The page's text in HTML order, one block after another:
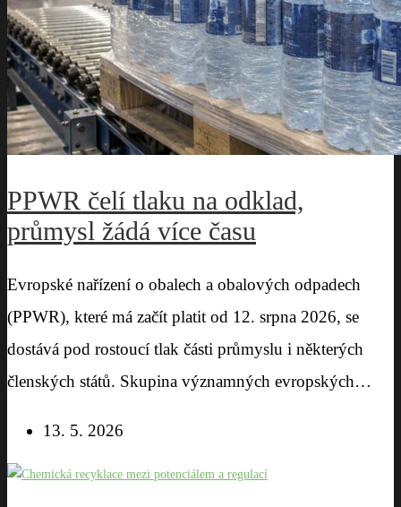
PPWR čelí tlaku na odklad,
průmysl žádá více času
Evropské nařízení o obalech a obalových odpadech
(PPWR), které má začít platit od 12. srpna 2026, se
dostává pod rostoucí tlak části průmyslu i některých
členských států. Skupina významných evropských…
13. 5. 2026